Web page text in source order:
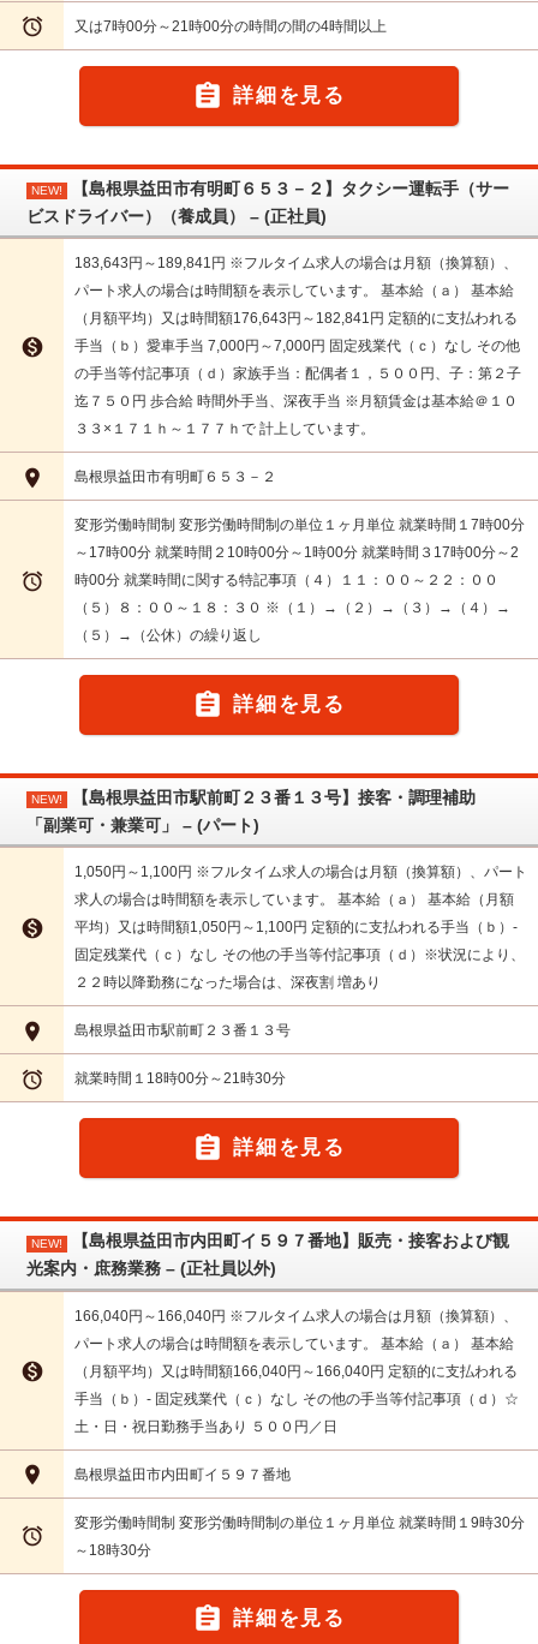
 又は7時00分～21時00分の時間の間の4時間以上
 詳細を見る
NEW!
【島根県益田市有明町６５３－２】タクシー運転手（サー
ビスドライバー）（養成員） – (正社員)

183,643円～189,841円 ※フルタイム求人の場合は月額（換算額）、
パート求人の場合は時間額を表示しています。 基本給（ａ） 基本給
（月額平均）又は時間額176,643円～182,841円 定額的に支払われる
手当（ｂ）愛車手当 7,000円～7,000円 固定残業代（ｃ）なし その他
の手当等付記事項（ｄ）家族手当：配偶者１，５００円、子：第２子
迄７５０円 歩合給 時間外手当、深夜手当 ※月額賃金は基本給＠１０
３３×１７１ｈ～１７７ｈで 計上しています。
 島根県益田市有明町６５３－２

変形労働時間制 変形労働時間制の単位１ヶ月単位 就業時間１7時00分
～17時00分 就業時間２10時00分～1時00分 就業時間３17時00分～2
時00分 就業時間に関する特記事項（４）１１：００～２２：００
（５）８：００～１８：３０ ※（１）→（２）→（３）→（４）→
（５）→（公休）の繰り返し
 詳細を見る
NEW!
【島根県益田市駅前町２３番１３号】接客・調理補助
「副業可・兼業可」 – (パート)

1,050円～1,100円 ※フルタイム求人の場合は月額（換算額）、パート
求人の場合は時間額を表示しています。 基本給（ａ） 基本給（月額
平均）又は時間額1,050円～1,100円 定額的に支払われる手当（ｂ）-
固定残業代（ｃ）なし その他の手当等付記事項（ｄ）※状況により、
２２時以降勤務になった場合は、深夜割 増あり
 島根県益田市駅前町２３番１３号
 就業時間１18時00分～21時30分
 詳細を見る
NEW!
【島根県益田市内田町イ５９７番地】販売・接客および観
光案内・庶務業務 – (正社員以外)

166,040円～166,040円 ※フルタイム求人の場合は月額（換算額）、
パート求人の場合は時間額を表示しています。 基本給（ａ） 基本給
（月額平均）又は時間額166,040円～166,040円 定額的に支払われる
手当（ｂ）- 固定残業代（ｃ）なし その他の手当等付記事項（ｄ）☆
土・日・祝日勤務手当あり ５００円／日
 島根県益田市内田町イ５９７番地

変形労働時間制 変形労働時間制の単位１ヶ月単位 就業時間１9時30分
～18時30分
 詳細を見る